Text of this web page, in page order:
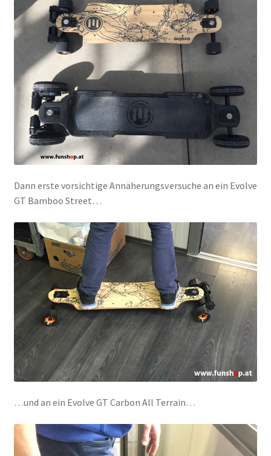
Dann erste vorsichtige Annäherungsversuche an ein Evolve
GT Bamboo Street…
…und an ein Evolve GT Carbon All Terrain…